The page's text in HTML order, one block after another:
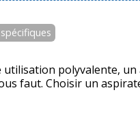
polyvalente, un
faut. Choisir un